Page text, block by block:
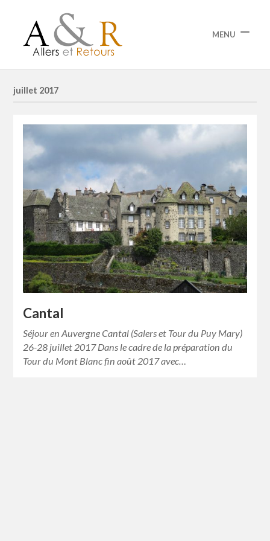
MENU
juillet 2017
Cantal
Séjour en Auvergne Cantal (Salers et Tour du Puy Mary)
26-28 juillet 2017 Dans le cadre de la préparation du
Tour du Mont Blanc fin août 2017 avec…